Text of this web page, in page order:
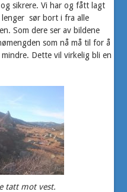
og sikrere. Vi har og fått lagt
lenger sør bort i fra alle
Som dere ser av bildene
som nå må til for å
Dette vil virkelig bli en
tatt mot vest.